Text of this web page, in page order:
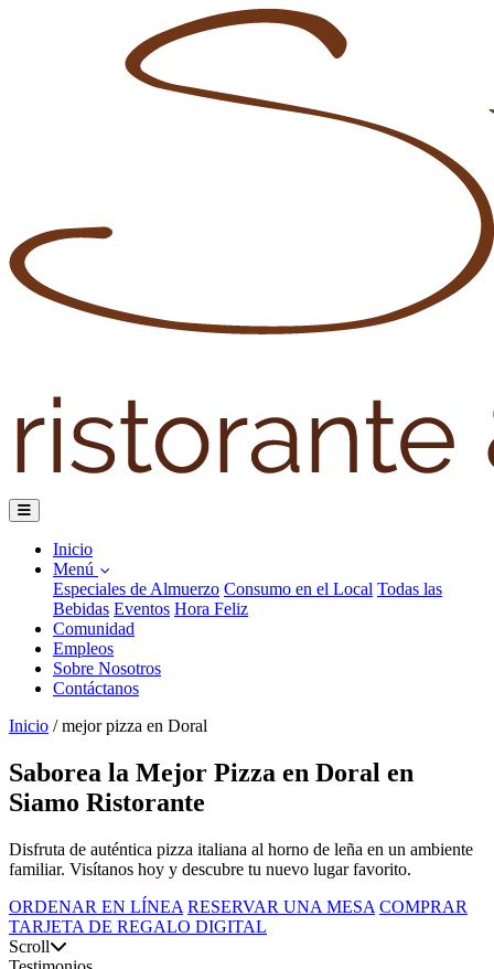
Inicio
Menú
Especiales de Almuerzo Consumo en el Local Todas las
Bebidas Eventos Hora Feliz
Comunidad
Empleos
Sobre Nosotros
Contáctanos
Inicio / mejor pizza en Doral
Saborea la Mejor Pizza en Doral en
Siamo Ristorante
Disfruta de auténtica pizza italiana al horno de leña en un ambiente
familiar. Visítanos hoy y descubre tu nuevo lugar favorito.
ORDENAR EN LÍNEA RESERVAR UNA MESA COMPRAR
TARJETA DE REGALO DIGITAL
Scroll